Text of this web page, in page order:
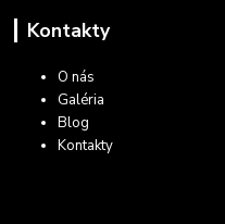
Kontakty
O nás
Galéria
Blog
Kontakty